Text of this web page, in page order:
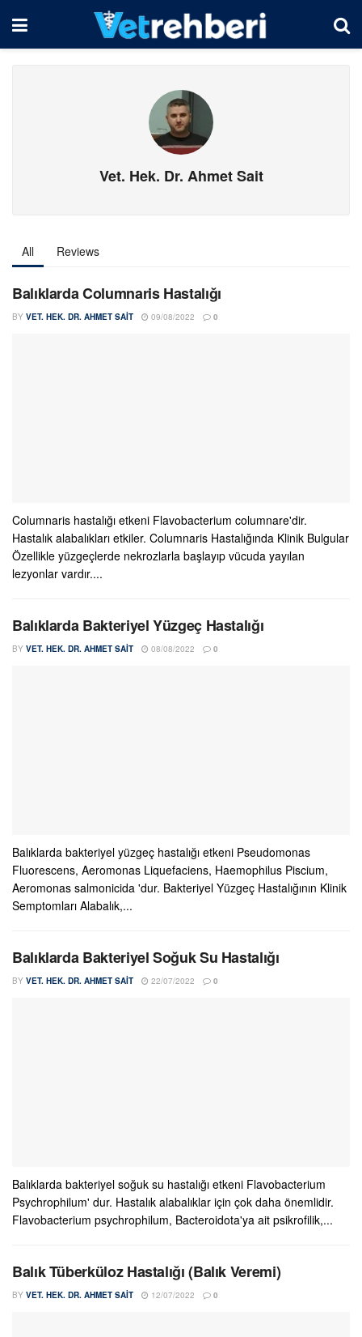
Vet. Hek. Dr. Ahmet Sait
All Reviews
Balıklarda Columnaris Hastalığı
BY VET. HEK. DR. AHMET SAIT 09/08/2022 0
Columnaris hastalığı etkeni Flavobacterium columnare'dir.
Hastalık alabalıkları etkiler. Columnaris Hastalığında Klinik Bulgular
Özellikle yüzgeçlerde nekrozlarla başlayıp vücuda yayılan
lezyonlar vardır....
Balıklarda Bakteriyel Yüzgeç Hastalığı
BY VET. HEK. DR. AHMET SAIT 08/08/2022 0
Balıklarda bakteriyel yüzgeç hastalığı etkeni Pseudomonas
Fluorescens, Aeromonas Liquefaciens, Haemophilus Piscium,
Aeromonas salmonicida 'dur. Bakteriyel Yüzgeç Hastalığının Klinik
Semptomları Alabalık,...
Balıklarda Bakteriyel Soğuk Su Hastalığı
BY VET. HEK. DR. AHMET SAIT 22/07/2022 0
Balıklarda bakteriyel soğuk su hastalığı etkeni Flavobacterium
Psychrophilum' dur. Hastalık alabalıklar için çok daha önemlidir.
Flavobacterium psychrophilum, Bacteroidota'ya ait psikrofilik,...
Balık Tüberküloz Hastalığı (Balık Veremi)
BY VET. HEK. DR. AHMET SAIT 12/07/2022 0